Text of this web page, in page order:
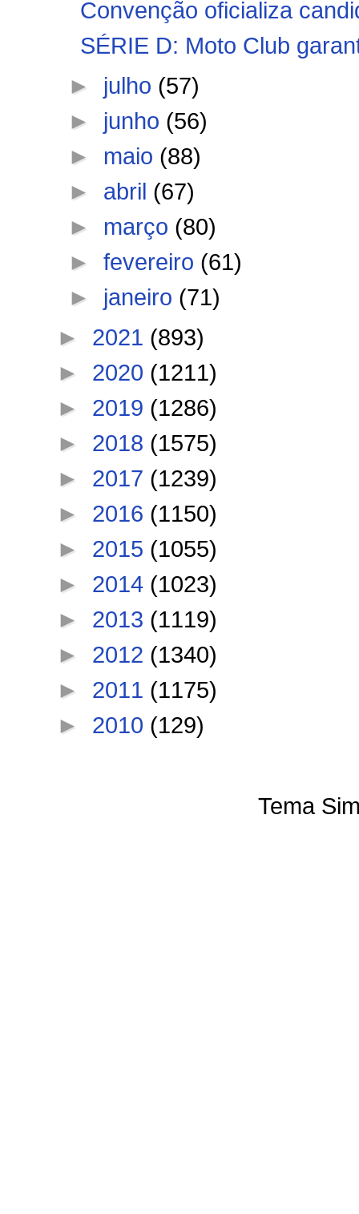
Convenção oficializa
SÉRIE D: Moto Club
► julho (57)
► junho (56)
► maio (88)
► abril (67)
► março (80)
►fevereiro (61)
► janeiro (71)
► 2021 (893)
► 2020 (1211)
► 2019 (1286)
► 2018 (1575)
► 2017 (1239)
► 2016 (1150)
► 2015 (1055)
► 2014 (1023)
► 2013 (1119)
► 2012 (1340)
► 2011 (1175)
► 2010 (129)
Tema